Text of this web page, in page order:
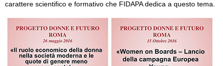
carattere scientifico e formativo che FIDAPA dedica a questo tema.